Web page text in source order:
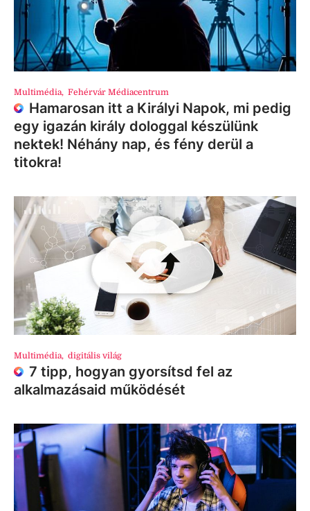
Multimédia, Fehérvár Médiacentrum
Hamarosan itt a Királyi Napok, mi pedig
egy igazán király dologgal készülünk
nektek! Néhány nap, és fény derül a
titokra!
Multimédia, digitális világ
7 tipp, hogyan gyorsítsd fel az
alkalmazásaid működését